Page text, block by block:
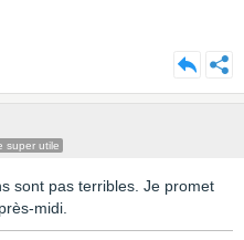
super utile
sont pas terribles. Je promet
midi.